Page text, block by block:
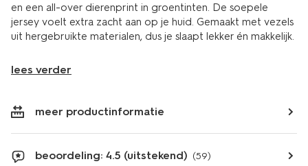
en een all-over dierenprint in groentinten. De soepele
jersey voelt extra zacht aan op je huid. Gemaakt met vezels
uit hergebruikte materialen, dus je slaapt lekker én makkelijk.
lees verder
meer productinformatie
beoordeling: 4.5 (uitstekend) (59)